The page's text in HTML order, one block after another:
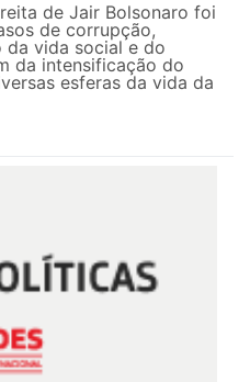
de Jair Bolsonaro foi
de corrupção,
da vida social e do
da intensificação do
esferas da vida da